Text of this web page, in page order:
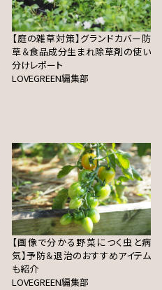
【庭の雑草対策】グランドカバー防
草＆食品成分生まれ除草剤の使い
分けレポート
LOVEGREEN編集部
【画像で分かる野菜につく虫と病
気】予防＆退治のおすすめアイテム
も紹介
LOVEGREEN編集部